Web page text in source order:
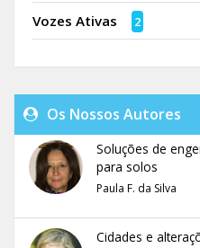
Vozes Ativas 2
Os Nossos Autores
Soluções de
para solos
Paula F. da Silva
Cidades e